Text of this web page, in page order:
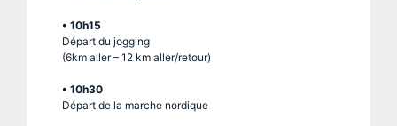
• 10h15
Départ du jogging
(6km aller – 12 km aller/retour)
• 10h30
Départ de la marche nordique